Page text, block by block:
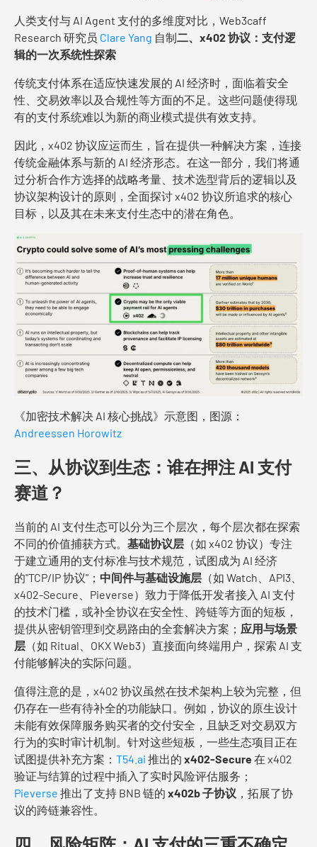
人类支付与 AI Agent 支付的多维度对比，Web3caff
Research 研究员 Clare Yang 自制二、 x402 协议：支付逻
辑的一次系统性探索
传统支付体系在适应快速发展的 AI 经济时，面临着安全
性、交易效率以及合规性等方面的不足。这些问题使得现
有的支付系统难以为新的商业模式提供有效支持。
因此，x402 协议应运而生，旨在提供一种解决方案，连接
传统金融体系与新的 AI 经济形态。在这一部分，我们将通
过分析合作方选择的战略考量、技术选型背后的逻辑以及
协议架构设计的原则，全面探讨 x402 协议所追求的核心
目标，以及其在未来支付生态中的潜在角色。
《加密技术解决 AI 核心挑战》示意图，图源：
Andreessen Horowitz
三、从协议到生态：谁在押注 AI 支付
赛道？
当前的 AI 支付生态可以分为三个层次，每个层次都在探索
不同的价值捕获方式。 基础协议层 （如 x402 协议）专注
于建立通用的支付标准与技术规范，试图成为 AI 经济
的"TCP/IP 协议"； 中间件与基础设施层 （如 Watch、API3、
x402-Secure、Pieverse）致力于降低开发者接入 AI 支付
的技术门槛，或补全协议在安全性、跨链等方面的短板，
提供从密钥管理到交易路由的全套解决方案； 应用与场景
层 （如 Ritual、OKX Web3）直接面向终端用户，探索 AI 支
付能够解决的实际问题。
值得注意的是，x402 协议虽然在技术架构上较为完整，但
仍存在一些有待补全的功能缺口。例如，协议的原生设计
未能有效保障服务购买者的交付安全，且缺乏对交易双方
行为的实时审计机制。针对这些短板，一些生态项目正在
试图提供补充方案： T54.ai 推出的 x402-Secure 在 x402
验证与结算的过程中插入了实时风险评估服务；
Pieverse 推出了支持 BNB 链的 x402b 子协议 ，拓展了协
议的跨链兼容性。